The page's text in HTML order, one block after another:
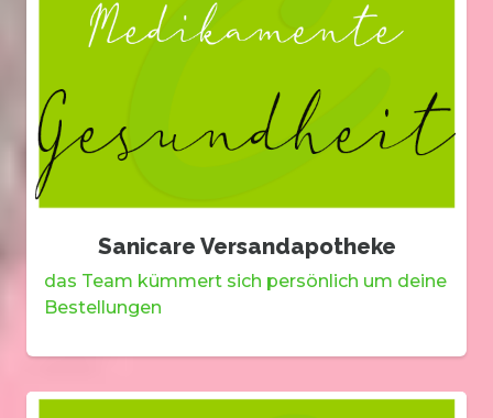
Sanicare Versandapotheke
das Team kümmert sich persönlich um deine
Bestellungen